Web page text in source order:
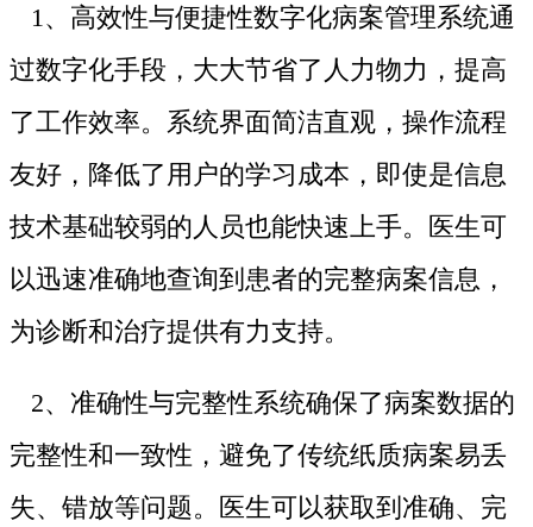
1、高效性与便捷性数字化病案管理系统通
过数字化手段，大大节省了人力物力，提高
了工作效率。系统界面简洁直观，操作流程
友好，降低了用户的学习成本，即使是信息
技术基础较弱的人员也能快速上手。医生可
以迅速准确地查询到患者的完整病案信息，
为诊断和治疗提供有力支持。
2、准确性与完整性系统确保了病案数据的
完整性和一致性，避免了传统纸质病案易丢
失、错放等问题。医生可以获取到准确、完